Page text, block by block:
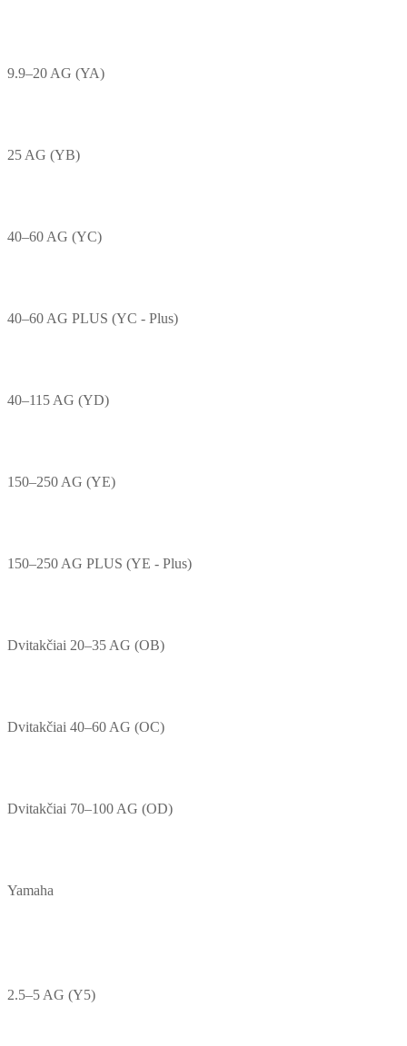
9.9–20 AG (YA)
25 AG (YB)
40–60 AG (YC)
40–60 AG PLUS (YC - Plus)
40–115 AG (YD)
150–250 AG (YE)
150–250 AG PLUS (YE - Plus)
Dvitakčiai 20–35 AG (OB)
Dvitakčiai 40–60 AG (OC)
Dvitakčiai 70–100 AG (OD)
Yamaha
2.5–5 AG (Y5)